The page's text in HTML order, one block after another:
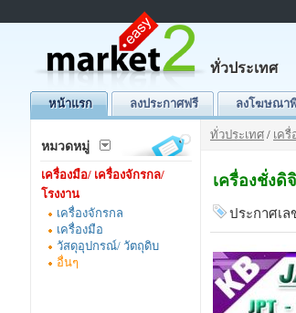
ทั่วประเทศ
หน้าแรก ลงประกาศฟรี ลงโฆษณา
หมวดหมู่
เครื่องมือ/ เครื่องจักรกล/
โรงงาน
เครื่องจักรกล
เครื่องมือ
วัสดุอุปกรณ์/ วัตถุดิบ
อื่นๆ
ทั่วประเทศ / เค
เครื่องชั่งดิ
ประกาศเล